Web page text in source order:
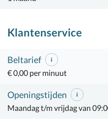
Klantenservice
Beltarief
€ 0,00 per minuut
Openingstijden
Maandag t/m vrijdag van